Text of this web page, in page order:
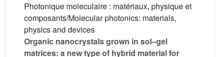
Photonique moleculaire : matériaux, physique et
composants/Molecular photonics: materials,
physics and devices
Organic nanocrystals grown in sol–gel
matrices: a new type of hybrid material for